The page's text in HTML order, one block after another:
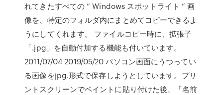
れてきたすべての “ Windows スポットライト ” 画
像を、特定のフォルダ内にまとめてコピーできるよ
うにしてくれます。 ファイルコピー時に、拡張子
「.jpg」を自動付加する機能も付いています。
2011/07/04 2019/05/20 パソコン画面にうつってい
る画像をjpg.形式で保存しようとしています。プリ
ントスクリーンでペイントに貼り付けた後、「名前